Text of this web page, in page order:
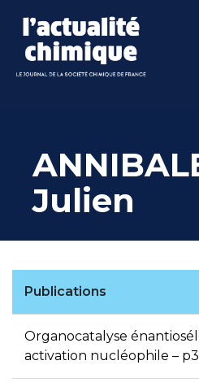
content
Julien
Publications
Organocatalyse
activation nucléophile –